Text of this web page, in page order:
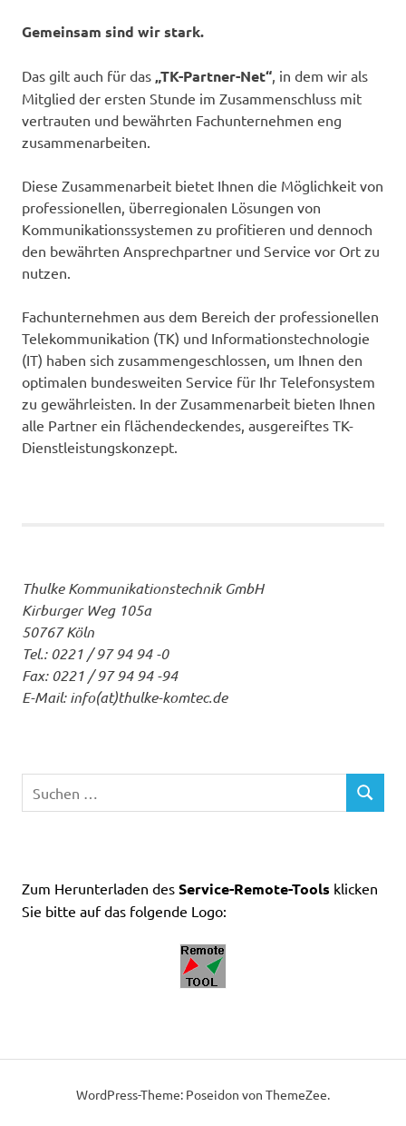
Gemeinsam sind wir stark.
Das gilt auch für das „TK-Partner-Net“ , in dem wir als
Mitglied der ersten Stunde im Zusammenschluss mit
vertrauten und bewährten Fachunternehmen eng
zusammenarbeiten.
Diese Zusammenarbeit bietet Ihnen die Möglichkeit von
professionellen, überregionalen Lösungen von
Kommunikationssystemen zu profitieren und dennoch
den bewährten Ansprechpartner und Service vor Ort zu
nutzen.
Fachunternehmen aus dem Bereich der professionellen
Telekommunikation (TK) und Informationstechnologie
(IT) haben sich zusammengeschlossen, um Ihnen den
optimalen bundesweiten Service für Ihr Telefonsystem
zu gewährleisten. In der Zusammenarbeit bieten Ihnen
alle Partner ein flächendeckendes, ausgereiftes TK-
Dienstleistungskonzept.
Thulke Kommunikationstechnik GmbH
Kirburger Weg 105a
50767 Köln
Tel.: 0221 / 97 94 94 -0
Fax: 0221 / 97 94 94 -94
E-Mail: info(at)thulke-komtec.de
nach:
SUCHEN
Zum Herunterladen des Service-Remote-Tools klicken
Sie bitte auf das folgende Logo:
WordPress-Theme: Poseidon von ThemeZee.